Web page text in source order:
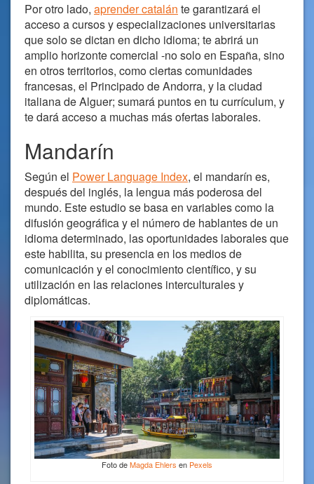
Por otro lado, aprender catalán te garantizará el
acceso a cursos y especializaciones universitarias
que solo se dictan en dicho idioma; te abrirá un
amplio horizonte comercial -no solo en España, sino
en otros territorios, como ciertas comunidades
francesas, el Principado de Andorra, y la ciudad
italiana de Alguer; sumará puntos en tu currículum, y
te dará acceso a muchas más ofertas laborales.
Mandarín
Según el Power Language Index, el mandarín es,
después del inglés, la lengua más poderosa del
mundo. Este estudio se basa en variables como la
difusión geográfica y el número de hablantes de un
idioma determinado, las oportunidades laborales que
este habilita, su presencia en los medios de
comunicación y el conocimiento científico, y su
utilización en las relaciones interculturales y
diplomáticas.
Foto deMagda Ehlers en Pexels